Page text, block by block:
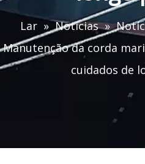
Lar » Notícias »
Manutenção da corda
cuidados de